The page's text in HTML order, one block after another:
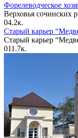
Форелеводческое
Верховья сочинских
04.2к.
Старый карьер
Старый карьер
011.7к.